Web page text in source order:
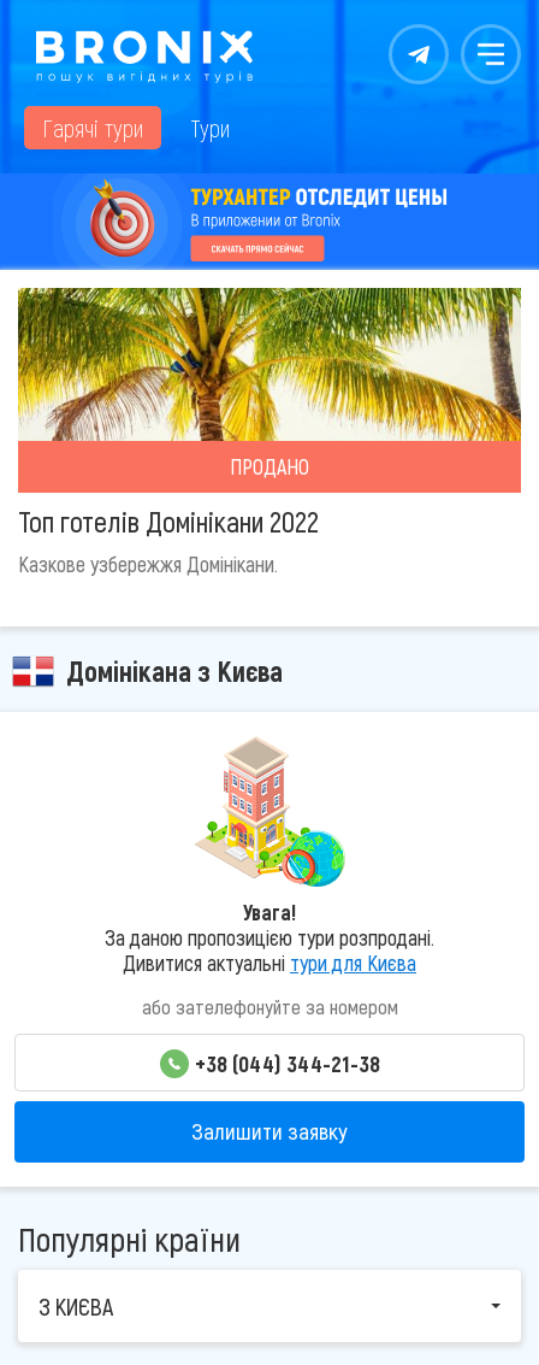
Контакты Меню
Гарячі тури Тури
ПРОДАНО
Топ готелів Домінікани 2022
Казкове узбережжя Домінікани.
Домінікана з Києва
Увага!
За даною пропозицією тури розпродані.
Дивитися актуальні тури для Києва
або зателефонуйте за номером
+38 (044) 344-21-38
Залишити заявку
Популярні країни
З КИЄВА